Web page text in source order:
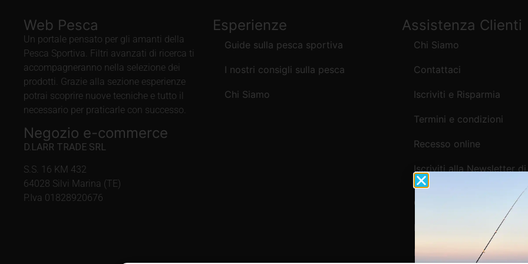
Web Pesca
Un portale pensato per gli amanti della
Pesca Sportiva. Filtri avanzati di ricerca ti
accompagneranno nella selezione dei
prodotti. Grazie alla sezione esperienze
potrai scoprire nuove tecniche e tutto il
necessario per praticarle con successo.
Negozio e-commerce
D.LARR TRADE SRL
S.S. 16 KM 432
64028 Silvi Marina (TE)
P.Iva 01828920676
Esperienze
Guide sulla pesca sportiva
I nostri consigli sulla pesca
Chi Siamo
Assistenza Clienti
Chi Siamo
Contattaci
Iscriviti e Risparmia
Termini e condizioni
Recesso online
Iscriviti alla Newsletter di
Webpesca
Cookie Policy e Consensi
Informativa e-commerce
Informativa newsletter e